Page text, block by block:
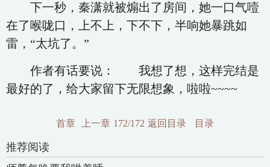
下一秒，秦潇就被煽出了房间，她一口气噎
在了喉咙口，上不上，下不下，半响她暴跳如
雷，“太坑了。”
作者有话要说： 我想了想，这样完结是
最好的了，给大家留下无限想象，啦啦~~~~
首章 上一章 172/172 返回目录 目录
推荐阅读